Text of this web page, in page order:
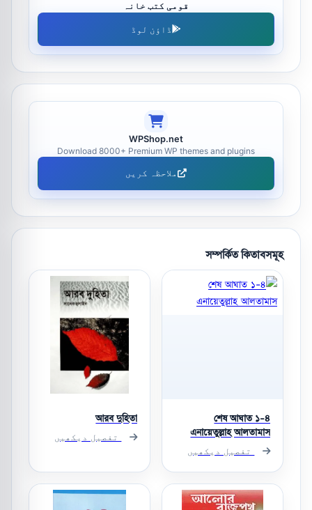
قومی کتب خانہ
ڈاؤن لوڈ
WPShop.net
Download 8000+ Premium WP themes and plugins
ملاحظہ کریں
সম্পর্কিত কিতাবসমূহ
শেষ আঘাত ১-৪
এনায়েতুল্লাহ আলতামাস
تفصیل دیکھیں
আরব দুহিতা
تفصیل دیکھیں